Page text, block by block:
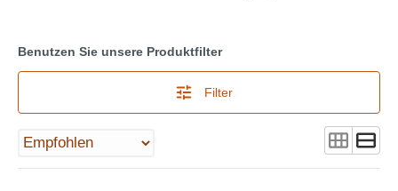
Benutzen Sie unsere Produktfilter
Filter